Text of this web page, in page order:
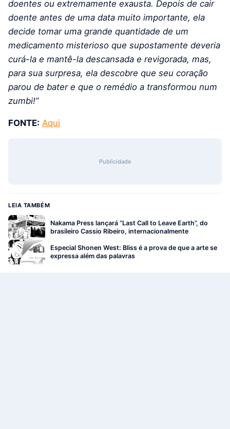
doentes ou extremamente exausta. Depois de cair
doente antes de uma data muito importante, ela
decide tomar uma grande quantidade de um
medicamento misterioso que supostamente deveria
curá-la e mantê-la descansada e revigorada, mas,
para sua surpresa, ela descobre que seu coração
parou de bater e que o remédio a transformou num
zumbi!”
FONTE: Aqui
Publicidade
LEIA TAMBÉM
Nakama Press lançará “Last Call to Leave Earth”, do
brasileiro Cassio Ribeiro, internacionalmente
Especial Shonen West: Bliss é a prova de que a arte se
expressa além das palavras